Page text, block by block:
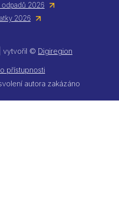
odpadů 2026
2026
vytvořil © Digiregion
přístupnosti
autora zakázáno